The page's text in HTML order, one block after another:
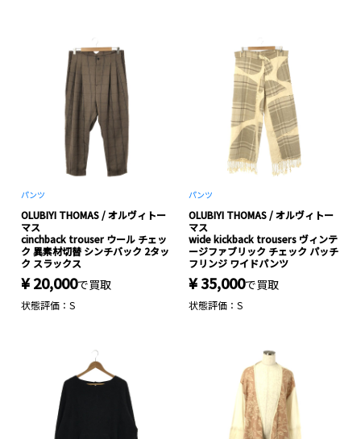
パンツ
OLUBIYI THOMAS / オルヴィトー
マス
cinchback trouser ウール チェッ
ク 異素材切替 シンチバック 2タッ
ク スラックス
¥ 20,000で買取
状態評価：S
パンツ
OLUBIYI THOMAS / オルヴィトー
マス
wide kickback trousers ヴィンテ
ージファブリック チェック パッチ
フリンジ ワイドパンツ
¥ 35,000で買取
状態評価：S